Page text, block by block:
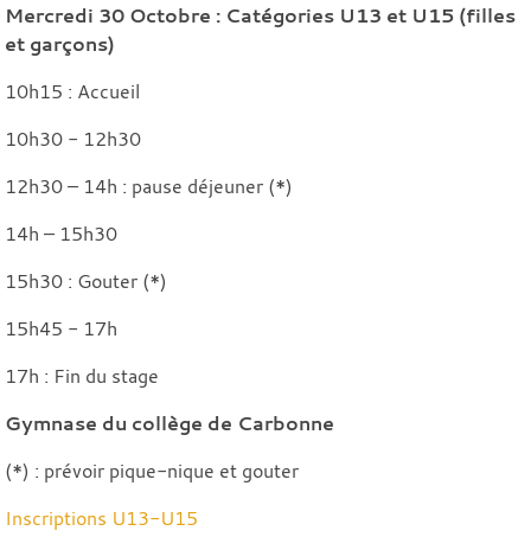
Mercredi 30 Octobre : Catégories U13 et U15 (filles
et garçons)
10h15 : Accueil
10h30 - 12h30
12h30 – 14h : pause déjeuner (*)
14h – 15h30
15h30 : Gouter (*)
15h45 - 17h
17h : Fin du stage
Gymnase du collège de Carbonne
(*) : prévoir pique-nique et gouter
Inscriptions U13-U15